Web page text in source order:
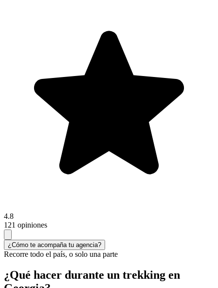
4.8
121 opiniones
¿Cómo te acompaña tu agencia?
Recorre todo el país, o solo una parte
¿Qué hacer durante un trekking en